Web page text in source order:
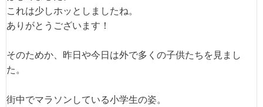
これは少しホッとしましたね。
ありがとうございます！
そのためか、昨日や今日は外で多くの子供たちを見まし
た。
街中でマラソンしている小学生の姿。